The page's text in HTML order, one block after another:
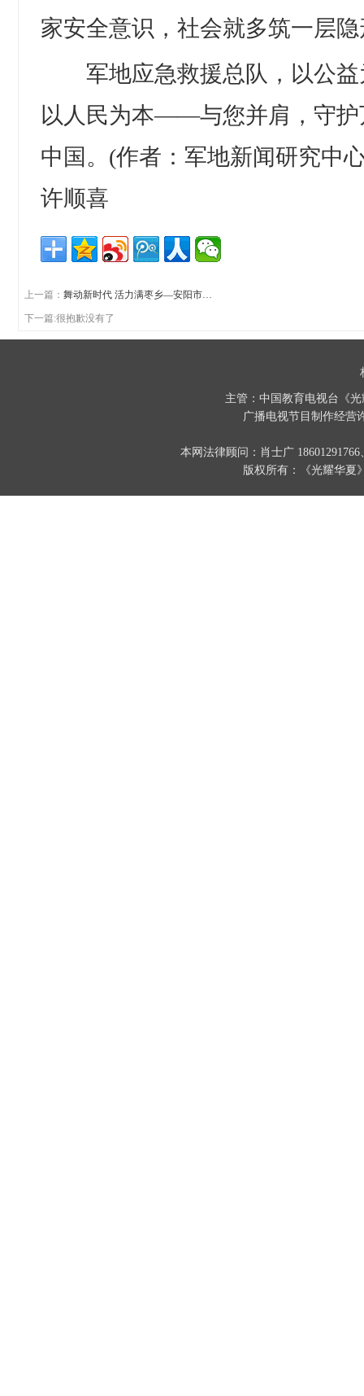
家安全意识，社会就多筑一层
军地应急救援总队，以公益
以人民为本——与您并肩，守护
中国。(作者：军地新闻研究中
许顺喜
上一篇：舞动新时代 活力满枣乡—安阳市…
下一篇:很抱歉没有了
主管：中国教育电视台《
广播电视节目制作经营
本网法律顾问：肖士广
版权所有：《光耀华夏